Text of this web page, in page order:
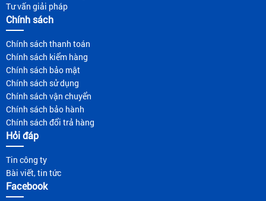
Tư vấn giải pháp
Chính sách
Chính sách thanh toán
Chính sách kiểm hàng
Chính sách bảo mật
Chính sách sử dụng
Chính sách vận chuyển
Chính sách bảo hành
Chính sách đổi trả hàng
Hỏi đáp
Tin công ty
Bài viết, tin tức
Facebook